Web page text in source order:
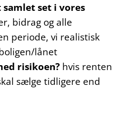
set i vores
bidrag og alle
periode, vi realistisk
lånet
risikoen? hvis renten
sælge tidligere end